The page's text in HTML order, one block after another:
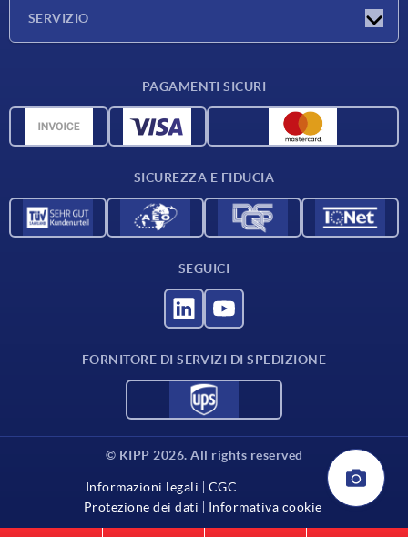
SERVIZIO
Dati CAD
PAGAMENTI SICURI
SICUREZZA E FIDUCIA
SEGUICI
FORNITORE DI SERVIZI DI SPEDIZIONE
© KIPP 2026. All rights reserved
Informazioni legali
CGC
Protezione dei dati
Informativa cookie